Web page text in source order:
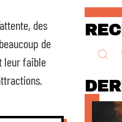
des
de
leur faible